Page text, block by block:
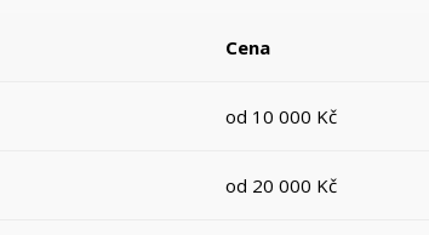
Cena
od 10 000 Kč
od 20 000 Kč